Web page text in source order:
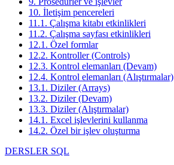
10. İletişim pencereleri
11.1. Çalışma kitabı etkinlikleri
11.2. Çalışma sayfası etkinlikleri
12.1. Özel formlar
12.2. Kontroller (Controls)
12.3. Kontrol elemanları (Devam)
12.4. Kontrol elemanları (Alıştırmalar)
13.1. Diziler (Arrays)
13.2. Diziler (Devam)
13.3. Diziler (Alıştırmalar)
14.1. Excel işlevlerini kullanma
14.2. Özel bir işlev oluşturma
DERSLER SQL